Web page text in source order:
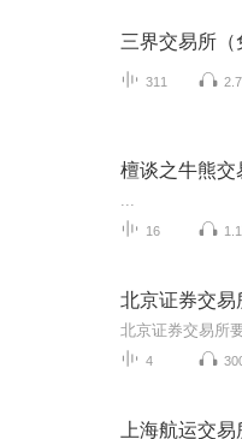
三界交易所（
311
檀谈之牛熊交
16
北京证券交易
北京证券交易所
4
上海航运交